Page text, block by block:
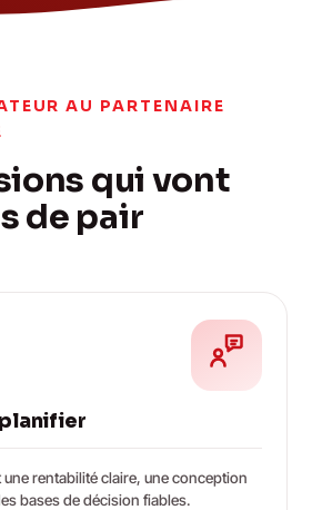
AU PARTENAIRE
qui vont
de pair
rentabilité claire, une conception
bases de décision fiables.